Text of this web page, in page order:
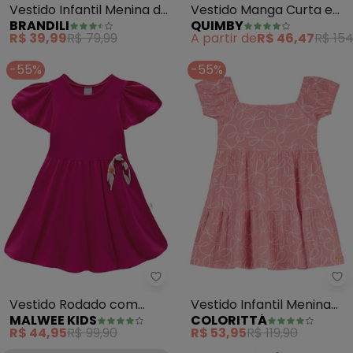
Vestido Infantil Menina de
Conchas (Rosa)
BRANDILI
R$ 39,99R$ 79,99
Vestido Manga Curta e
Faixa de Cabelo (Rosa)
QUIMBY
A partir deR$ 46,47R$
-55%
Malwee Kids - Vestido Rodado
Vestido Rodado com
Laço (Fúcsia)
MALWEE KIDS
R$ 44,95R$ 99,90
-55%
Vestido Infantil Menina
Estampa Laços (Rosa)
COLORITTÁ
R$ 53,95R$ 119,90